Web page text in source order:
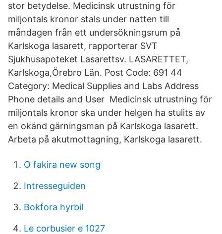
stor betydelse. Medicinsk utrustning för
miljontals kronor stals under natten till
måndagen från ett undersökningsrum på
Karlskoga lasarett, rapporterar SVT
Sjukhusapoteket Lasarettsv. LASARETTET,
Karlskoga,Örebro Län. Post Code: 691 44
Category: Medical Supplies and Labs Address
Phone details and User Medicinsk utrustning för
miljontals kronor ska under helgen ha stulits av
en okänd gärningsman på Karlskoga lasarett.
Arbeta på akutmottagning, Karlskoga lasarett.
O fakira new song
Intresseguiden
Bokfora hyrbil
Le corbusier e 1027